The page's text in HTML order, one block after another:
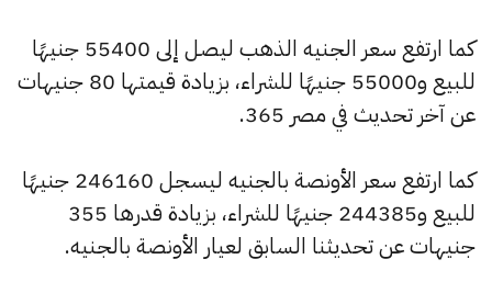
كما ارتفع سعر الجنيه الذهب ليصل إلى 55400 جنيهًا
للبيع و55000 جنيهًا للشراء، بزيادة قيمتها 80 جنيهات
عن آخر تحديث في مصر 365.
كما ارتفع سعر الأونصة بالجنيه ليسجل 246160 جنيهًا
للبيع و244385 جنيهًا للشراء، بزيادة قدرها 355
جنيهات عن تحديثنا السابق لعيار الأونصة بالجنيه.